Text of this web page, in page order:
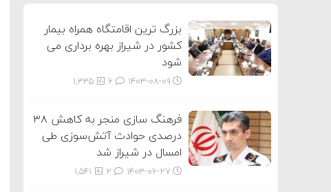
بزرگ ترین اقامتگاه همراه بیمار
کشور در شیراز بهره برداری می
شود
۱۴۰۳-۰۸-۰۹ 1,335
فرهنگ سازی منجر به کاهش ۳۸
درصدی حوادث آتش‌سوزی طی
امسال در شیراز شد
۱۴۰۳-۰۶-۲۷ 1,541